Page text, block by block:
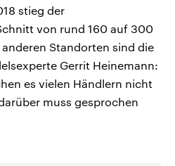
stieg der
von rund 160 auf 300
Standorten sind die
Gerrit Heinemann:
es vielen Händlern nicht
muss gesprochen